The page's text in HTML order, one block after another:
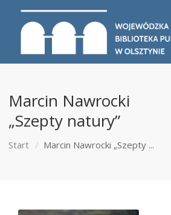
Marcin Nawrocki
„Szepty natury”
Start Marcin Nawrocki „Szepty ...